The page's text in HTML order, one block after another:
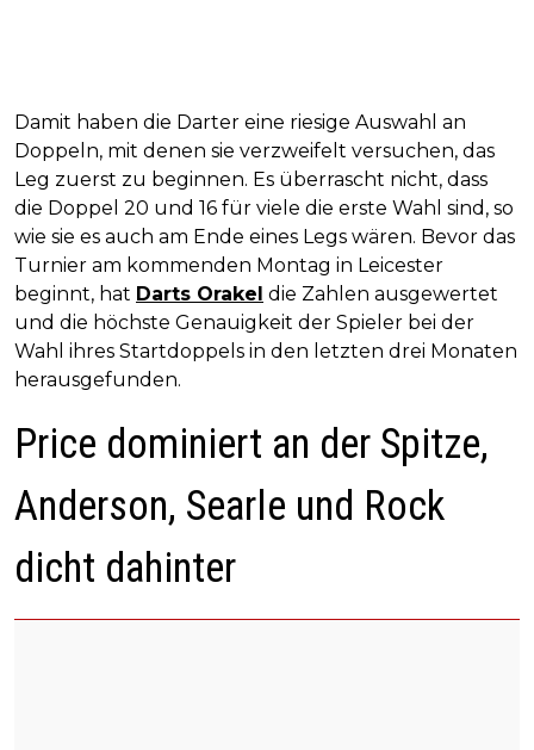
Damit haben die Darter eine riesige Auswahl an
Doppeln, mit denen sie verzweifelt versuchen, das
Leg zuerst zu beginnen. Es überrascht nicht, dass
die Doppel 20 und 16 für viele die erste Wahl sind, so
wie sie es auch am Ende eines Legs wären. Bevor das
Turnier am kommenden Montag in Leicester
beginnt, hat Darts Orakel die Zahlen ausgewertet
und die höchste Genauigkeit der Spieler bei der
Wahl ihres Startdoppels in den letzten drei Monaten
herausgefunden.
Price dominiert an der Spitze,
Anderson, Searle und Rock
dicht dahinter